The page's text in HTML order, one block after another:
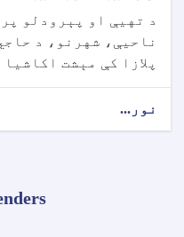
د تهيې او پېرودلو
ناحیې، شهرنو، د
پلازا کې مېشت
نور...